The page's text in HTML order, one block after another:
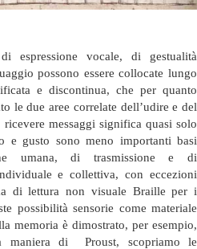
espressione vocale, di gestualità
possono essere collocate lungo
e discontinua, che per quanto
le due aree correlate dell’udire e del
messaggi significa quasi solo
e gusto sono meno importanti basi
umana, di trasmissione e di
e collettiva, con eccezioni
di lettura non visuale Braille per i
possibilità sensorie come materiale
memoria è dimostrato, per esempio,
maniera di Proust, scopriamo le